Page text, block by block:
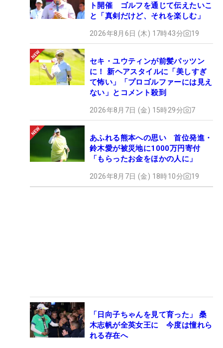
ト開催 ゴルフを通じて伝えたいこ
と「真剣だけど、それを楽しむ」
2026年8月6日 (木) 17時43分 19
セキ・ユウティンが前髪パッツン
に！ 新ヘアスタイルに「美しすぎ
て怖い」「プロゴルファーには見え
ない」とコメント殺到
2026年8月7日 (金) 15時29分 7
あふれる熊本への思い 首位発進・
鈴木愛が被災地に1000万円寄付
「もらったお金をほかの人に」
2026年8月7日 (金) 18時10分 19
「日向子ちゃんを見て育った」 桑
木志帆が全英女王に 今度は憧れら
れる存在へ